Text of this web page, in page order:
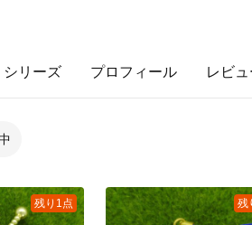
シリーズ プロフィール レビュ
残り1点 残